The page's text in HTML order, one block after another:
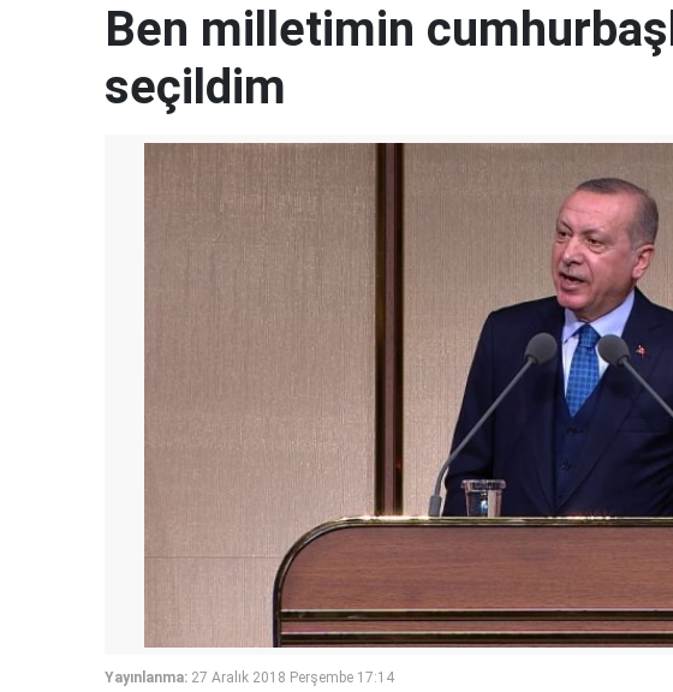
Ben milletimin
seçildim
Yayınlanma: 27 Aralık 2018 Perşembe 17:14